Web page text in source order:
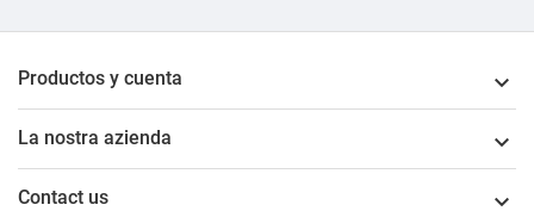
Productos y cuenta 
La nostra azienda 
Contact us 